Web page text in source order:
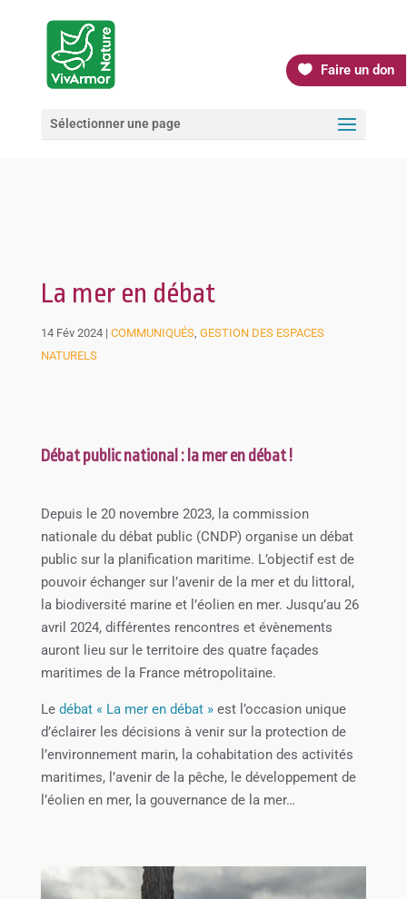
Faire un don
Sélectionner une page
La mer en débat
14 Fév 2024| COMMUNIQUÉS, GESTION DES ESPACES
NATURELS
Débat public national : la mer en débat !
Depuis le 20 novembre 2023, la commission
nationale du débat public (CNDP) organise un débat
public sur la planification maritime. L’objectif est de
pouvoir échanger sur l’avenir de la mer et du littoral,
la biodiversité marine et l’éolien en mer. Jusqu’au 26
avril 2024, différentes rencontres et évènements
auront lieu sur le territoire des quatre façades
maritimes de la France métropolitaine.
Ledébat « La mer en débat »est l’occasion unique
d’éclairer les décisions à venir sur la protection de
l’environnement marin, la cohabitation des activités
maritimes, l’avenir de la pêche, le développement de
l’éolien en mer, la gouvernance de la mer…